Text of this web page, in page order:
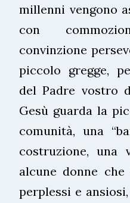
millenni vengono
con
convinzione
piccolo gregge,
del Padre vostro
Gesù guarda la
comunità, una
costruzione, una
alcune donne che
perplessi e